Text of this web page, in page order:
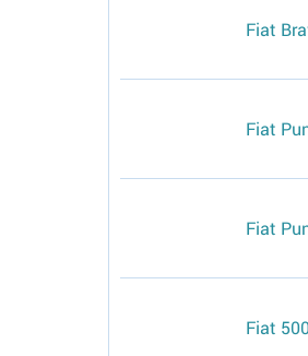
Fiat
Fiat
Fiat
Fiat